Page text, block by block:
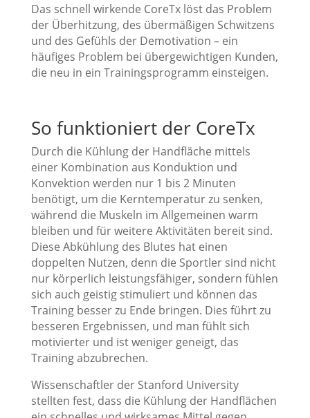
Das schnell wirkende CoreTx löst das Problem
der Überhitzung, des übermäßigen Schwitzens
und des Gefühls der Demotivation – ein
häufiges Problem bei übergewichtigen Kunden,
die neu in ein Trainingsprogramm einsteigen.
So funktioniert der CoreTx
Durch die Kühlung der Handfläche mittels
einer Kombination aus Konduktion und
Konvektion werden nur 1 bis 2 Minuten
benötigt, um die Kerntemperatur zu senken,
während die Muskeln im Allgemeinen warm
bleiben und für weitere Aktivitäten bereit sind.
Diese Abkühlung des Blutes hat einen
doppelten Nutzen, denn die Sportler sind nicht
nur körperlich leistungsfähiger, sondern fühlen
sich auch geistig stimuliert und können das
Training besser zu Ende bringen. Dies führt zu
besseren Ergebnissen, und man fühlt sich
motivierter und ist weniger geneigt, das
Training abzubrechen.
Wissenschaftler der Stanford University
stellten fest, dass die Kühlung der Handflächen